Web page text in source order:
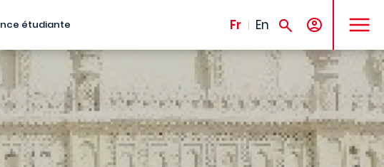
étudiante Fr En
MENU